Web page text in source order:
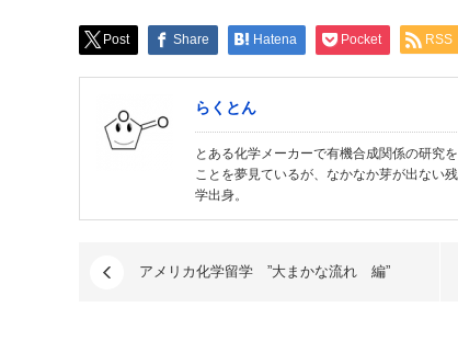
Post Share Hatena Pocket RSS
らくとん
とある化学メーカーで有機合成関係の研究
ことを夢見ているが、なかなか芽が出ない
学出身。
アメリカ化学留学 ”大まかな流れ 編”